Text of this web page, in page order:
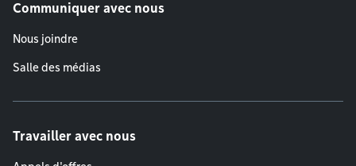
Communiquer avec nous
Nous joindre
Salle des médias
Travailler avec nous